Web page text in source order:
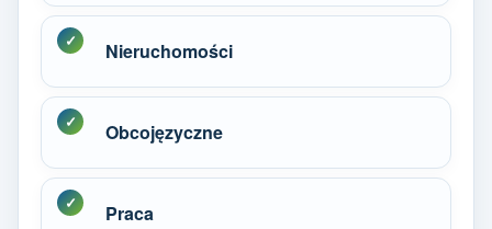
Nieruchomości
Obcojęzyczne
Praca